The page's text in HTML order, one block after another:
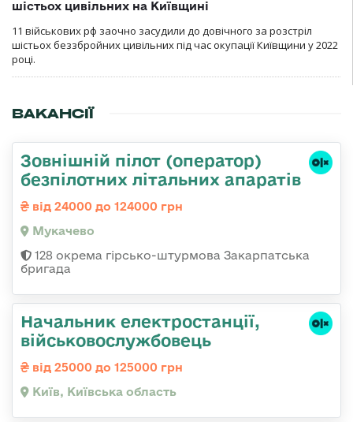
шістьох цивільних на Київщині
11 військових рф заочно засудили до довічного за розстріл
шістьох беззбройних цивільних під час окупації Київщини у 2022
році.
ВАКАНСІЇ
Зовнішній пілот (оператор)
безпілотних літальних апаратів
від 24000 до 124000 грн
Мукачево
128 окрема гірсько-штурмова Закарпатська
бригада
Начальник електpостанції,
військовослужбовець
від 25000 до 125000 грн
Київ, Київська область